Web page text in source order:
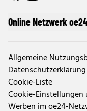
Online Netzwerk
Allgemeine
Datenschutzerklärung
Cookie-Liste
Cookie-
Werben im oe24-